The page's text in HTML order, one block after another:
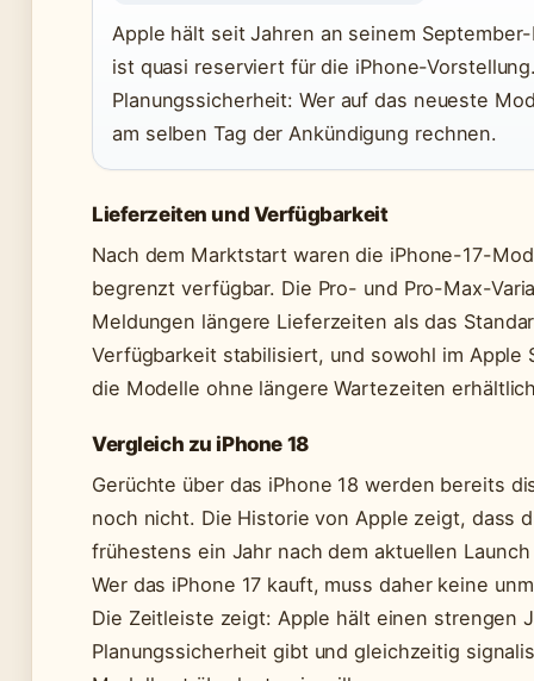
Apple hält seit Jahren an seinem
ist quasi reserviert für die iPhone-
Planungssicherheit: Wer auf das neueste
am selben Tag der Ankündigung rechnen.
Lieferzeiten und Verfügbarkeit
Nach dem Marktstart waren die iPhone-17-
begrenzt verfügbar. Die Pro- und Pro-Max-
Meldungen längere Lieferzeiten als das
Verfügbarkeit stabilisiert, und sowohl im Apple
die Modelle ohne längere Wartezeiten
Vergleich zu iPhone 18
Gerüchte über das iPhone 18 werden bereits
noch nicht. Die Historie von Apple zeigt, dass
frühestens ein Jahr nach dem aktuellen
Wer das iPhone 17 kauft, muss daher keine
Die Zeitleiste zeigt: Apple hält einen strengen
Planungssicherheit gibt und gleichzeitig